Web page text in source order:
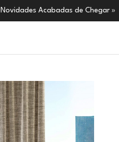
Novidades Acabadas de Chegar »